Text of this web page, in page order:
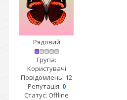
Рядовий
Група:
Користувачі
Повідомлень: 12
Репутація: 0
Статус: Offline